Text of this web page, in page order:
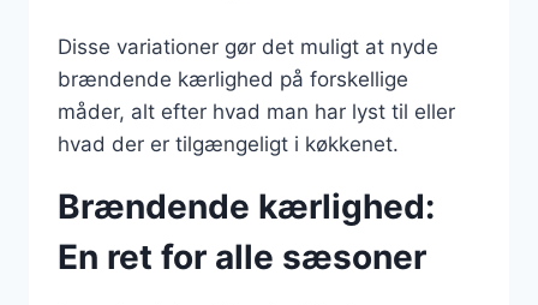
Disse variationer gør det muligt at nyde
brændende kærlighed på forskellige
måder, alt efter hvad man har lyst til eller
hvad der er tilgængeligt i køkkenet.
Brændende kærlighed:
En ret for alle sæsoner